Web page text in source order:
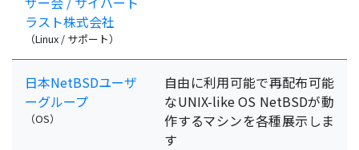
ラスト株式会社
（Linux / サポート）
日本NetBSDユーザ
ーグループ
（OS）
自由に利用可能で再配布可能
なUNIX-like OS NetBSDが動
作するマシンを各種展示しま
す